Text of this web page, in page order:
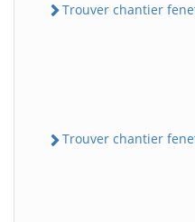
Trouver chantier
Trouver chantier